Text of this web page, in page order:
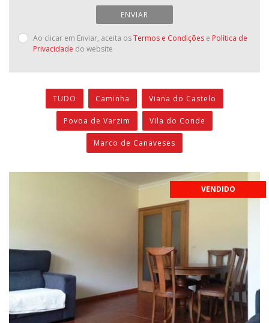
ENVIAR
Ao clicar em Enviar, aceita osTermos e Condições e Política de
Privacidade do website
TUDO Caminha Viana do Castelo
Povoa de Varzim Vila do Conde
Marco de Canaveses
VENDIDO